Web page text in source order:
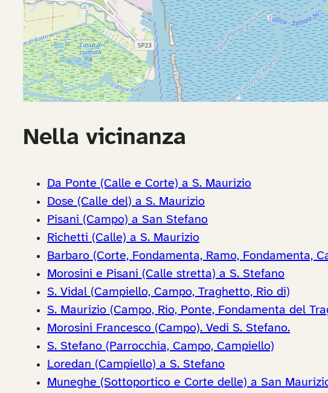
Nella vicinanza
Da Ponte (Calle e Corte) a S. Maurizio
Dose (Calle del) a S. Maurizio
Pisani (Campo) a San Stefano
Richetti (Calle) a S. Maurizio
Barbaro (Corte, Fondamenta, Ramo, Fondamenta,
Morosini e Pisani (Calle stretta) a S. Stefano
S. Vidal (Campiello, Campo, Traghetto, Rio di)
S. Maurizio (Campo, Rio, Ponte, Fondamenta del
Morosini Francesco (Campo). Vedi S. Stefano.
S. Stefano (Parrocchia, Campo, Campiello)
Loredan (Campiello) a S. Stefano
Muneghe (Sottoportico e Corte delle) a San